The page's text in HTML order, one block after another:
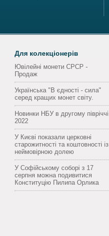
Для колекціонерів
Ювілейні монети СРСР -
Продаж
Українська "В єдності - сила"
серед кращих монет світу.
Новинки НБУ в другому півріччі
2022
У Києві показали церковні
старожитності та коштовності із
неймовірною долею
У Софійському соборі з 17
серпня можна подивитися
Конституцію Пилипа Орлика